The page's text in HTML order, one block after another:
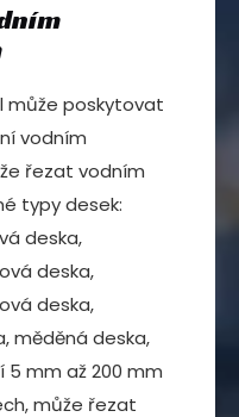
může poskytovat
vodním
řezat vodním
typy desek:
deska,
deska,
deska,
měděná deska,
5 mm až 200 mm
může řezat